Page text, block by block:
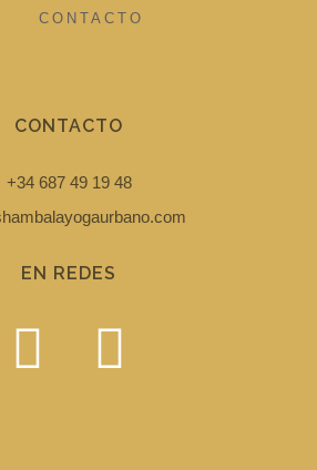
CONTACTO
CONTACTO
+34 687 49 19 48
EN REDES